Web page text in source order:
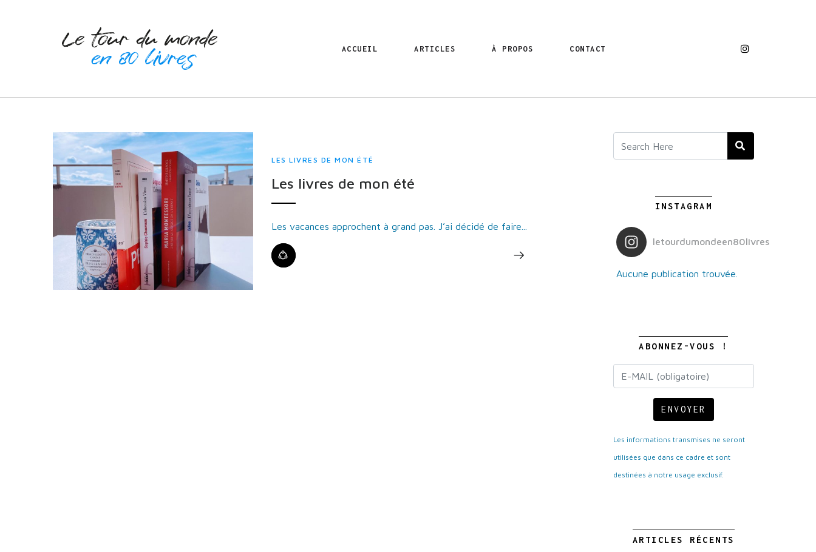
ACCUEIL ARTICLES À PROPOS CONTACT
LES LIVRES DE MON ÉTÉ
Les livres de mon été
Les vacances approchent à grand pas. J’ai décidé de faire...
INSTAGRAM
letourdumondeen80livres
Aucune publication trouvée.
ABONNEZ-VOUS !
ENVOYER
Les informations transmises ne seront
utilisées que dans ce cadre et sont
destinées à notre usage exclusif.
ARTICLES RÉCENTS